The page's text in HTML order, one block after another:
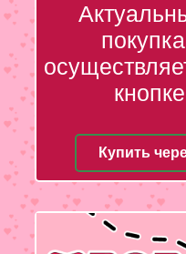
Купить